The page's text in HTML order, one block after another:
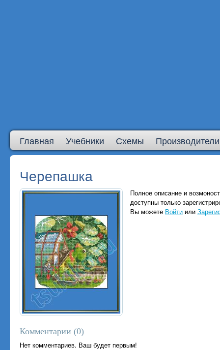
Главная Учебники Схемы Производители
Черепашка
Полное описание и
доступны только
Вы можете Войти или
Комментарии (0)
Нет комментариев. Ваш будет первым!